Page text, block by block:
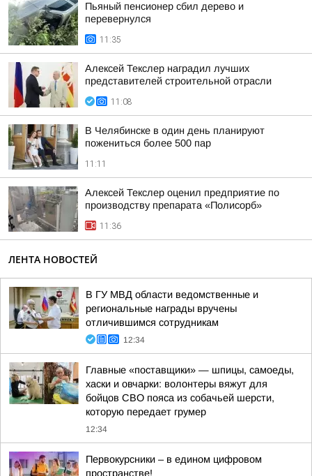
Пьяный пенсионер сбил дерево и
перевернулся
11:35
Алексей Текслер наградил лучших
представителей строительной отрасли
11:08
В Челябинске в один день планируют
пожениться более 500 пар
11:11
Алексей Текслер оценил предприятие по
производству препарата «Полисорб»
11:36
ЛЕНТА НОВОСТЕЙ
В ГУ МВД области ведомственные и
региональные награды вручены
отличившимся сотрудникам
12:34
Главные «поставщики» — шпицы, самоеды,
хаски и овчарки: волонтеры вяжут для
бойцов СВО пояса из собачьей шерсти,
которую передает грумер
12:34
Первокурсники – в едином цифровом
пространстве!